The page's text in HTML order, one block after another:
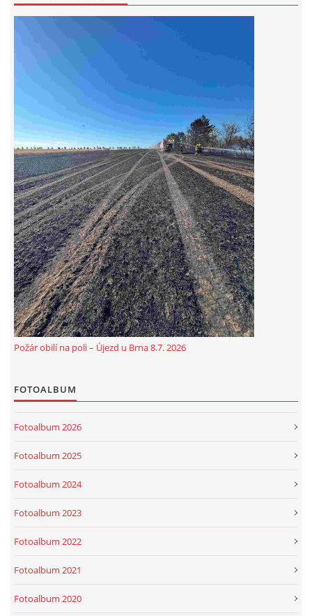
VÝBOR SDH
KALENDÁŘ SDH
© 2026 eStránky.cz |Aktualizováno: 5. 8. 2026
Požár obilí na poli – Újezd u Brna 8.7. 2026
FOTOALBUM
Fotoalbum 2026
Fotoalbum 2025
Fotoalbum 2024
Fotoalbum 2023
Fotoalbum 2022
Fotoalbum 2021
Fotoalbum 2020